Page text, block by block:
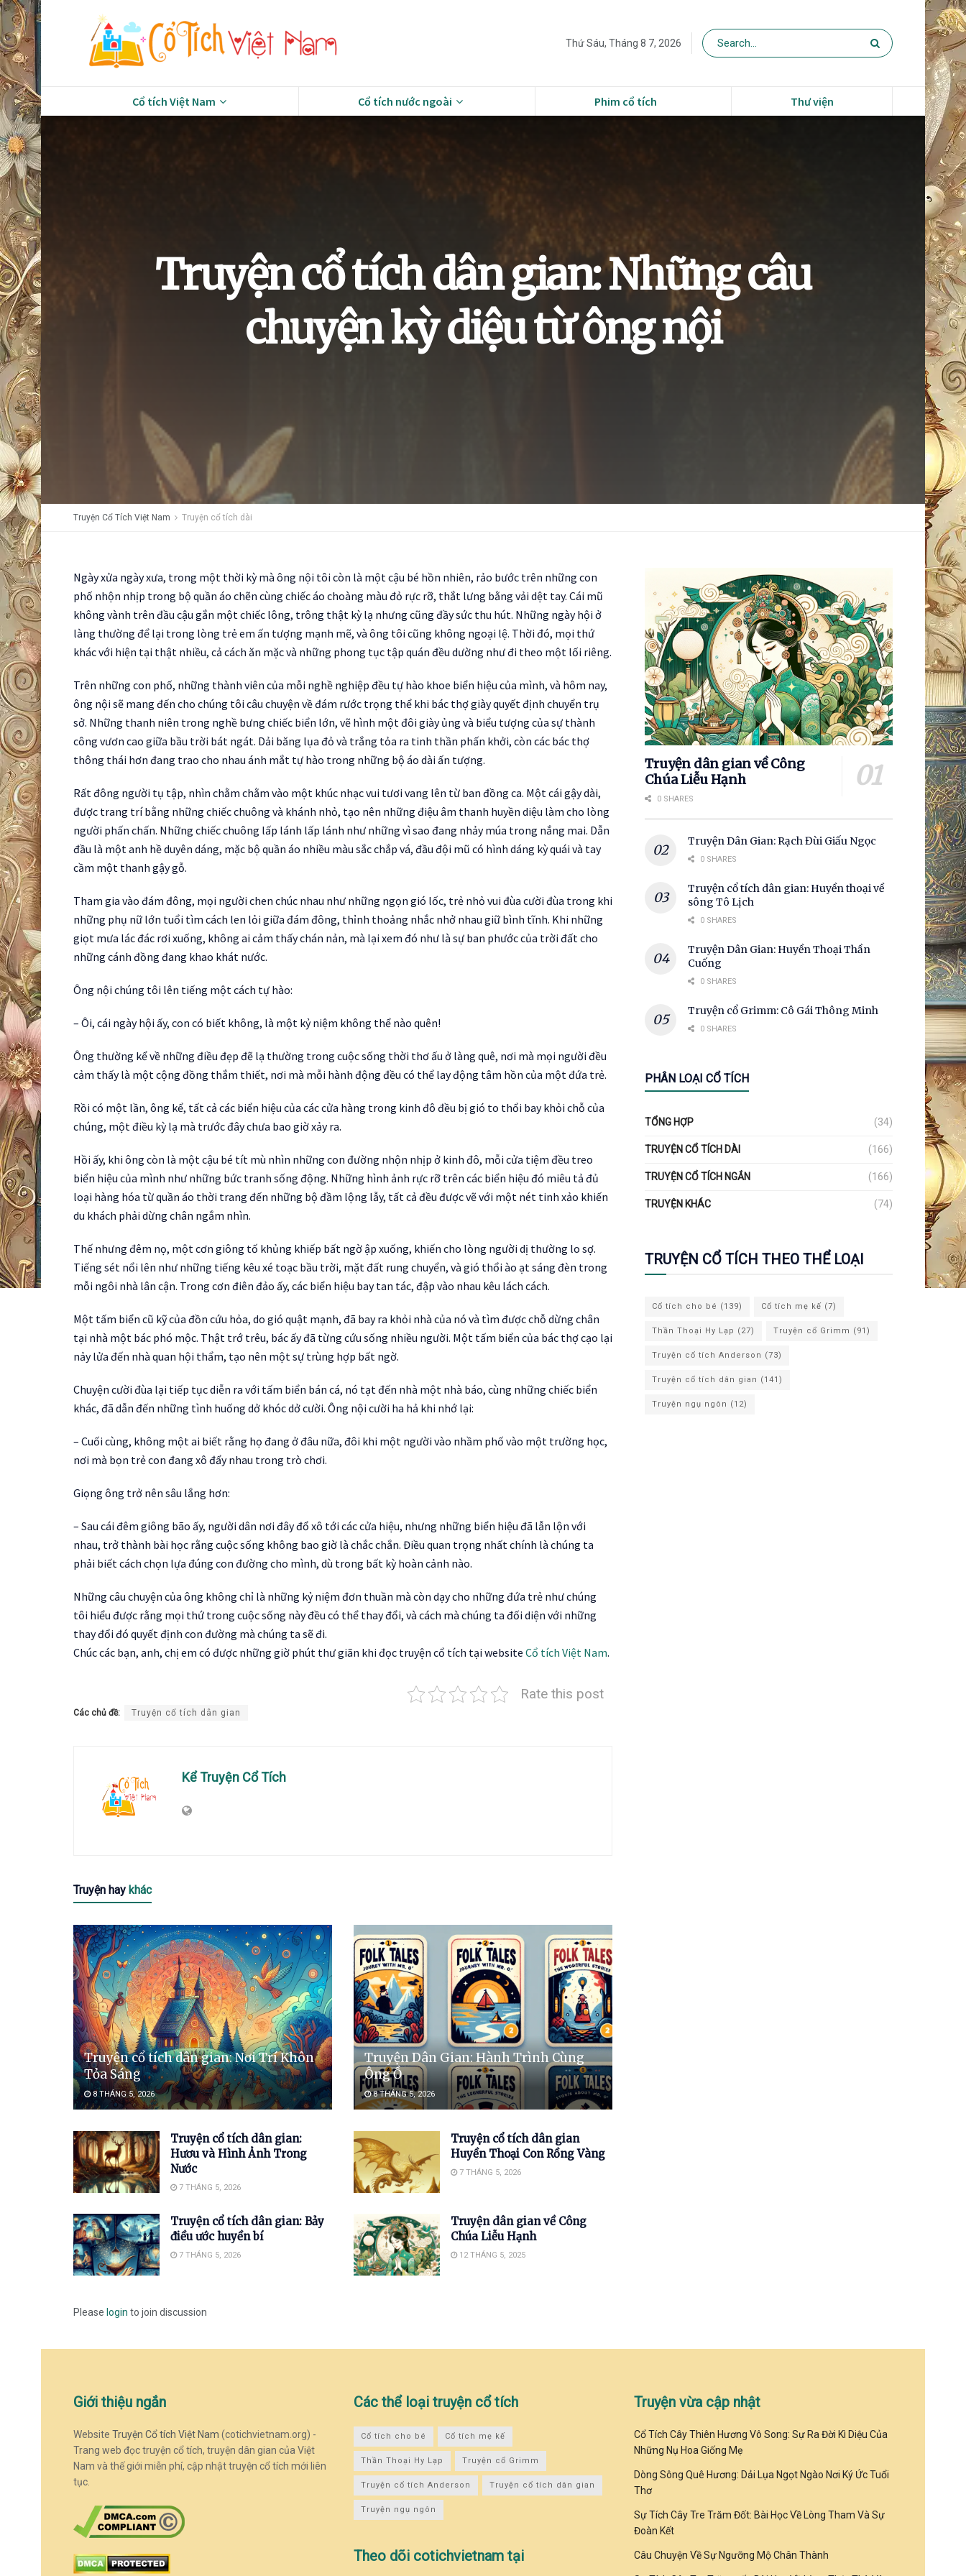
Thứ Sáu, Tháng 8 7, 2026
Cổ tích Việt Nam Cổ tích nước ngoài Phim cổ tích Thư viện
Truyện cổ tích dân gian: Những câu
chuyện kỳ diệu từ ông nội
Truyện Cổ Tích Việt Nam Truyện cổ tích dài
Ngày xửa ngày xưa, trong một thời kỳ mà ông nội tôi còn là một cậu bé hồn nhiên, rảo bước trên những con
phố nhộn nhịp trong bộ quần áo chẽn cùng chiếc áo choàng màu đỏ rực rỡ, thắt lưng bằng vải dệt tay. Cái mũ
không vành trên đầu cậu gắn một chiếc lông, trông thật kỳ lạ nhưng cũng đầy sức thu hút. Những ngày hội ở
làng thường để lại trong lòng trẻ em ấn tượng mạnh mẽ, và ông tôi cũng không ngoại lệ. Thời đó, mọi thứ
khác với hiện tại thật nhiều, cả cách ăn mặc và những phong tục tập quán đều dường như đi theo một lối riêng.
Trên những con phố, những thành viên của mỗi nghề nghiệp đều tự hào khoe biển hiệu của mình, và hôm nay,
ông nội sẽ mang đến cho chúng tôi câu chuyện về đám rước trọng thể khi bác thợ giày quyết định chuyển trụ
sở. Những thanh niên trong nghề bưng chiếc biển lớn, vẽ hình một đôi giày ủng và biểu tượng của sự thành
công vươn cao giữa bầu trời bát ngát. Dải băng lụa đỏ và trắng tỏa ra tinh thần phấn khởi, còn các bác thợ
thông thái hơn đang trao cho nhau ánh mắt tự hào trong những bộ áo dài ấn tượng.
Rất đông người tụ tập, nhìn chằm chằm vào một khúc nhạc vui tươi vang lên từ ban đồng ca. Một cái gậy dài,
được trang trí bằng những chiếc chuông và khánh nhỏ, tạo nên những điệu âm thanh huyền diệu làm cho lòng
người phấn chấn. Những chiếc chuông lấp lánh lấp lánh như những vì sao đang nhảy múa trong nắng mai. Dẫn
đầu là một anh hề duyên dáng, mặc bộ quần áo nhiều màu sắc chắp vá, đầu đội mũ có hình dáng kỳ quái và tay
cầm một thanh gậy gỗ.
Tham gia vào đám đông, mọi người chen chúc nhau như những ngọn gió lốc, trẻ nhỏ vui đùa cười đùa trong khi
những phụ nữ lớn tuổi tìm cách len lỏi giữa đám đông, thỉnh thoảng nhắc nhở nhau giữ bình tĩnh. Khi những
giọt mưa lác đác rơi xuống, không ai cảm thấy chán nản, mà lại xem đó như là sự ban phước của trời đất cho
những cánh đồng đang khao khát nước.
Ông nội chúng tôi lên tiếng một cách tự hào:
– Ôi, cái ngày hội ấy, con có biết không, là một kỷ niệm không thể nào quên!
Ông thường kể về những điều đẹp đẽ lạ thường trong cuộc sống thời thơ ấu ở làng quê, nơi mà mọi người đều
cảm thấy là một cộng đồng thắm thiết, nơi mà mỗi hành động đều có thể lay động tâm hồn của một đứa trẻ.
Rồi có một lần, ông kể, tất cả các biển hiệu của các cửa hàng trong kinh đô đều bị gió to thổi bay khỏi chỗ của
chúng, một điều kỳ lạ mà trước đây chưa bao giờ xảy ra.
Hồi ấy, khi ông còn là một cậu bé tít mù nhìn những con đường nhộn nhịp ở kinh đô, mỗi cửa tiệm đều treo
biển hiệu của mình như những bức tranh sống động. Những hình ảnh rực rỡ trên các biển hiệu đó miêu tả đủ
loại hàng hóa từ quần áo thời trang đến những bộ đầm lộng lẫy, tất cả đều được vẽ với một nét tinh xảo khiến
du khách phải dừng chân ngắm nhìn.
Thế nhưng đêm nọ, một cơn giông tố khủng khiếp bất ngờ ập xuống, khiến cho lòng người dị thường lo sợ.
Tiếng sét nổi lên như những tiếng kêu xé toạc bầu trời, mặt đất rung chuyển, và gió thổi ào ạt sáng đèn trong
mỗi ngôi nhà lân cận. Trong cơn điên đảo ấy, các biển hiệu bay tan tác, đập vào nhau kêu lách cách.
Một tấm biển cũ kỹ của đồn cứu hỏa, do gió quật mạnh, đã bay ra khỏi nhà của nó và tìm được chỗ dừng chân
tại nhà một bác phó mộc. Thật trớ trêu, bác ấy đã từng cứu sống nhiều người. Một tấm biển của bác thợ cạo lại
nảy lửa đến nhà quan hội thẩm, tạo nên một sự trùng hợp bất ngờ.
Chuyện cười đùa lại tiếp tục diễn ra với tấm biển bán cá, nó tạt đến nhà một nhà báo, cùng những chiếc biển
khác, đã dẫn đến những tình huống dở khóc dở cười. Ông nội cười ha hả khi nhớ lại:
– Cuối cùng, không một ai biết rằng họ đang ở đâu nữa, đôi khi một người vào nhầm phố vào một trường học,
nơi mà bọn trẻ con đang xô đẩy nhau trong trò chơi.
Giọng ông trở nên sâu lắng hơn:
– Sau cái đêm giông bão ấy, người dân nơi đây đổ xô tới các cửa hiệu, nhưng những biển hiệu đã lẫn lộn với
nhau, trở thành bài học rằng cuộc sống không bao giờ là chắc chắn. Điều quan trọng nhất chính là chúng ta
phải biết cách chọn lựa đúng con đường cho mình, dù trong bất kỳ hoàn cảnh nào.
Những câu chuyện của ông không chỉ là những kỷ niệm đơn thuần mà còn dạy cho những đứa trẻ như chúng
tôi hiểu được rằng mọi thứ trong cuộc sống này đều có thể thay đổi, và cách mà chúng ta đối diện với những
thay đổi đó quyết định con đường mà chúng ta sẽ đi.
Chúc các bạn, anh, chị em có được những giờ phút thư giãn khi đọc truyện cổ tích tại website Cổ tích Việt Nam.
Rate this post
Các chủ đề: Truyện cổ tích dân gian
Kể Truyện Cổ Tích
Truyện hay khác
Truyện cổ tích dân gian: Nơi Trí Khôn
Tỏa Sáng
8 THÁNG 5, 2026
Truyện Dân Gian: Hành Trình Cùng
Ông Ồ
8 THÁNG 5, 2026
Truyện cổ tích dân gian:
Hươu và Hình Ảnh Trong
Nước
7 THÁNG 5, 2026
Truyện cổ tích dân gian
Huyền Thoại Con Rồng Vàng
7 THÁNG 5, 2026
Truyện cổ tích dân gian: Bảy
điều ước huyền bí
7 THÁNG 5, 2026
Truyện dân gian về Công
Chúa Liễu Hạnh
12 THÁNG 5, 2025
Please login to join discussion
Truyện dân gian về Công
Chúa Liễu Hạnh
0 SHARES
Truyện Dân Gian: Rạch Đùi Giấu Ngọc
0 SHARES
Truyện cổ tích dân gian: Huyền thoại về
sông Tô Lịch
0 SHARES
Truyện Dân Gian: Huyền Thoại Thần
Cuống
0 SHARES
Truyện cổ Grimm: Cô Gái Thông Minh
0 SHARES
PHÂN LOẠI CỔ TÍCH
TỔNG HỢP (34)
TRUYỆN CỔ TÍCH DÀI (166)
TRUYỆN CỔ TÍCH NGẮN (166)
TRUYỆN KHÁC (74)
TRUYỆN CỔ TÍCH THEO THỂ LOẠI
Cổ tích cho bé (139) Cổ tích mẹ kế (7)
Thần Thoại Hy Lạp (27) Truyện cổ Grimm (91)
Truyện cổ tích Anderson (73)
Truyện cổ tích dân gian (141)
Truyện ngụ ngôn (12)
Giới thiệu ngắn
Website Truyện Cổ tích Việt Nam (cotichvietnam.org) -
Trang web đọc truyện cổ tích, truyện dân gian của Việt
Nam và thế giới miễn phí, cập nhật truyện cổ tích mới liên
tục.
Các thể loại truyện cổ tích
Cổ tích cho bé Cổ tích mẹ kế
Thần Thoại Hy Lạp Truyện cổ Grimm
Truyện cổ tích Anderson Truyện cổ tích dân gian
Truyện ngụ ngôn
Theo dõi cotichvietnam tại
Truyện vừa cập nhật
Cổ Tích Cây Thiên Hương Vô Song: Sự Ra Đời Kì Diệu Của
Những Nụ Hoa Giống Mẹ
Dòng Sông Quê Hương: Dải Lụa Ngọt Ngào Nơi Ký Ức Tuổi
Thơ
Sự Tích Cây Tre Trăm Đốt: Bài Học Về Lòng Tham Và Sự
Đoàn Kết
Câu Chuyện Về Sự Ngưỡng Mộ Chân Thành